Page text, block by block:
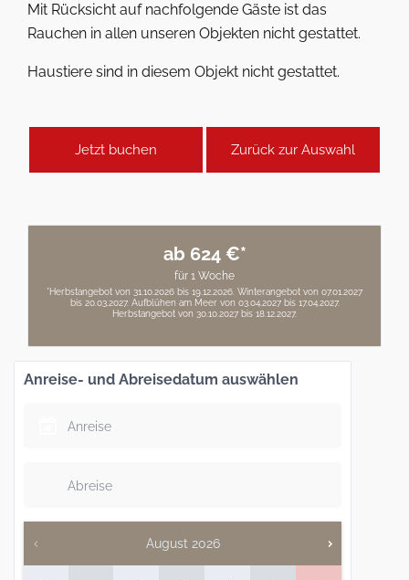
Mit Rücksicht auf nachfolgende Gäste ist das
Rauchen in allen unseren Objekten nicht gestattet.
Haustiere sind in diesem Objekt nicht gestattet.
Jetzt buchen Zurück zur Auswahl
ab 624 €*
für 1 Woche
*Herbstangebot von 31.10.2026 bis 19.12.2026. Winterangebot von 07.01.2027
bis 20.03.2027. Aufblühen am Meer von 03.04.2027 bis 17.04.2027.
Herbstangebot von 30.10.2027 bis 18.12.2027.
Anreise- und Abreisedatum auswählen
August 2026